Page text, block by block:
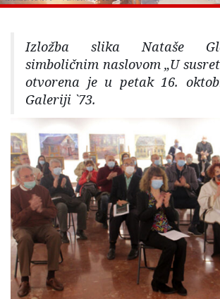
Izložba slika Nataše
simboličnim naslovom „U
otvorena je u petak 16.
Galeriji `73.